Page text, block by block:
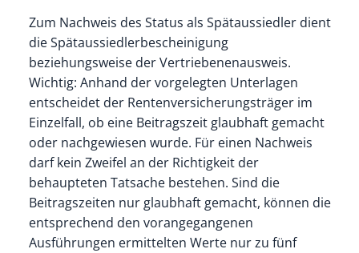
Zum Nachweis des Status als Spätaussiedler dient
die Spätaussiedlerbescheinigung
beziehungsweise der Vertriebenenausweis.
Wichtig: Anhand der vorgelegten Unterlagen
entscheidet der Rentenversicherungsträger im
Einzelfall, ob eine Beitragszeit glaubhaft gemacht
oder nachgewiesen wurde. Für einen Nachweis
darf kein Zweifel an der Richtigkeit der
behaupteten Tatsache bestehen. Sind die
Beitragszeiten nur glaubhaft gemacht, können die
entsprechend den vorangegangenen
Ausführungen ermittelten Werte nur zu fünf